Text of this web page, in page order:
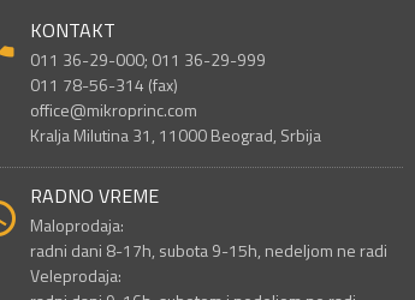
KONTAKT
011 36-29-000; 011 36-29-999
011 78-56-314 (fax)
office@mikroprinc.com
Kralja Milutina 31, 11000 Beograd, Srbija
RADNO VREME
Maloprodaja:
radni dani 8-17h, subota 9-15h, nedeljom ne radi
Veleprodaja: